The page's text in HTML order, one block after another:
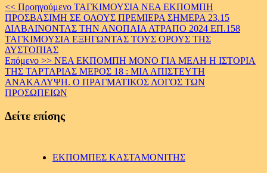
Continue
Reading
<< Προηγούμενο ΤΑΓΚΙΜΟΥΣΙΑ ΝΕΑ ΕΚΠΟΜΠΗ
ΠΡΟΣΒΑΣΙΜΗ ΣΕ ΟΛΟΥΣ ΠΡΕΜΙΕΡΑ ΣΗΜΕΡΑ 23.15
ΔΙΑΒΑΙΝΟΝΤΑΣ ΤΗΝ ΑΝΟΠΑΙΑ ΑΤΡΑΠΟ 2024 ΕΠ.158
ΤΑΓΚΙΜΟΥΣΙΑ ΕΞΗΓΩΝΤΑΣ ΤΟΥΣ ΟΡΟΥΣ ΤΗΣ
ΔΥΣΤΟΠΙΑΣ
Επόμενο >> ΝΕΑ ΕΚΠΟΜΠΗ ΜΟΝΟ ΓΙΑ ΜΕΛΗ Η ΙΣΤΟΡΙΑ
ΤΗΣ ΤΑΡΤΑΡΙΑΣ ΜΕΡΟΣ 18 : ΜΙΑ ΑΠΙΣΤΕΥΤΗ
ΑΝΑΚΑΛΥΨΗ. Ο ΠΡΑΓΜΑΤΙΚΟΣ ΛΟΓΟΣ ΤΩΝ
ΠΡΟΣΩΠΕΙΩΝ
Δείτε επίσης
ΕΚΠΟΜΠΕΣ ΚΑΣΤΑΜΟΝΙΤΗΣ